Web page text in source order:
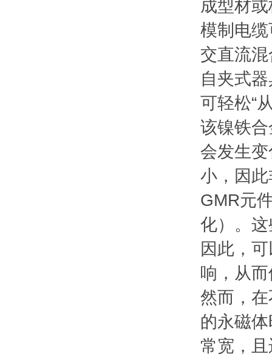
成型材
模制电
交直流
自夹式
可轻松“
该镍铁
会发生
小，因
GMR元
化）。
因此，
响，从
然而，
的永磁
常宽，